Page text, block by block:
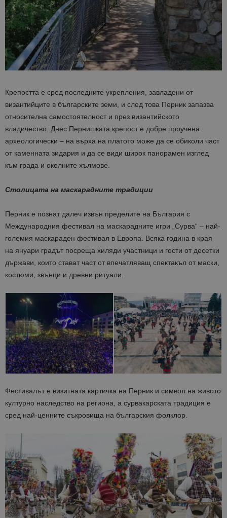
Крепостта е сред последните укрепления, завладени от
византийците в българските земи, и след това Перник запазва
относителна самостоятелност и през византийското
владичество. Днес Пернишката крепост е добре проучена
археологически – на върха на платото може да се обиколи част
от каменната зидария и да се види широк панорамен изглед
към града и околните хълмове.
Столицата на маскарадните традиции
Перник е познат далеч извън пределите на България с
Международния фестивал на маскарадните игри „Сурва“ – най-
големия маскараден фестивал в Европа. Всяка година в края
на януари градът посреща хиляди участници и гости от десетки
държави, които стават част от впечатляващ спектакъл от маски,
костюми, звънци и древни ритуали.
Фестивалът е визитната картичка на Перник и символ на живото
културно наследство на региона, а сурвакарската традиция е
сред най-ценните съкровища на българския фолклор.